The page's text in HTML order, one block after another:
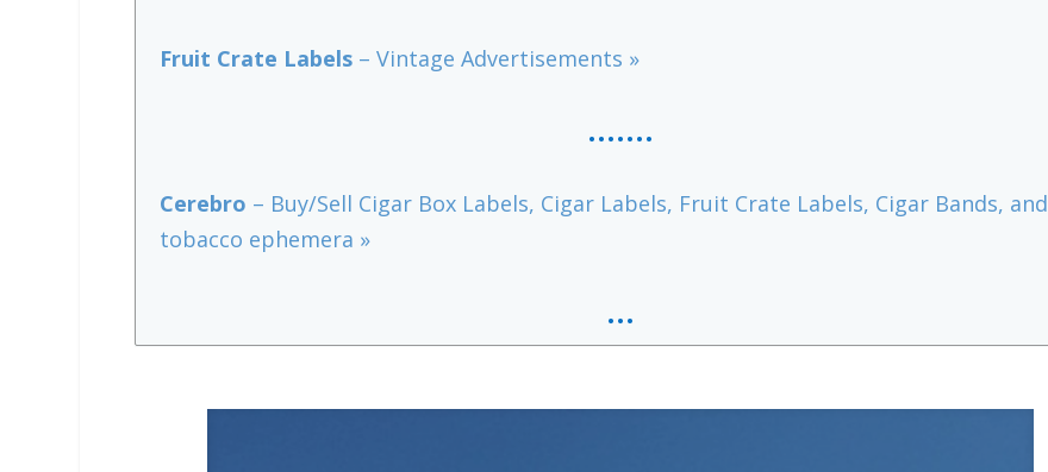
Fruit Crate Labels– Vintage Advertisements »
…….
Cerebro – Buy/Sell Cigar Box Labels, Cigar Labels, Fruit Crate Labels, Cigar Bands, and
tobacco ephemera »
…